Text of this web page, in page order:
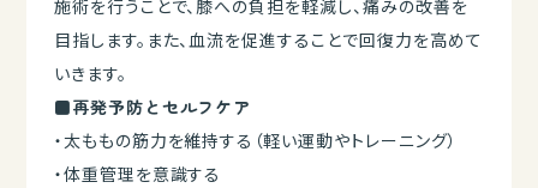
施術を行うことで、膝への負担を軽減し、痛みの改善を
目指します。また、血流を促進することで回復力を高めて
いきます。
■再発予防とセルフケア
・太ももの筋力を維持する（軽い運動やトレーニング）
・体重管理を意識する